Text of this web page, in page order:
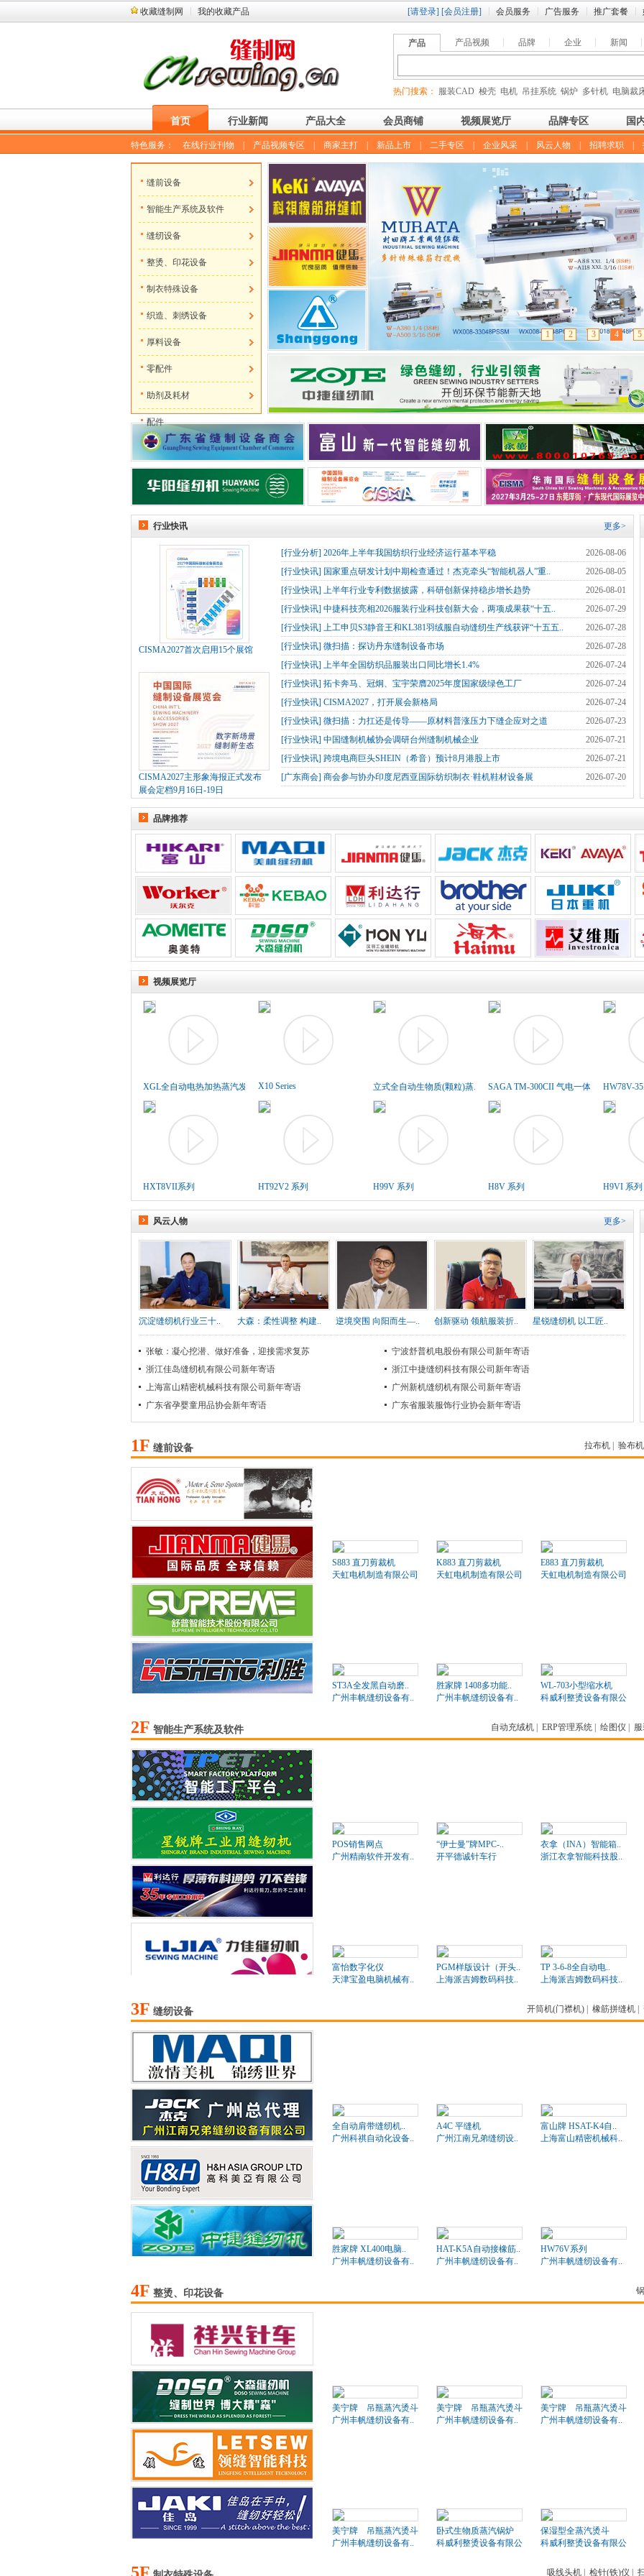
收藏缝制网 我的收藏产品 [请登录] [会员注册] 会员服务 广告服务 推广套餐
产品 产品视频 品牌 企业 新闻
热门搜索： 服装CAD 梭壳 电机 吊挂系统 锅炉 多针机 电脑裁
首页 行业新闻 产品大全 会员商铺 视频展览厅 品牌专区 国
特色服务： 在线行业刊物 产品视频专区 商家主打 新品上市 二手专区 企业风采 风云人物 招聘求职
缝前设备
智能生产系统及软件
缝纫设备
整烫、印花设备
制衣特殊设备
织造、刺绣设备
厚料设备
零配件
助剂及耗材
配件
1 2 3 4 5
更多>
行业快讯
CISMA2027首次启用15个展馆
CISMA2027主形象海报正式发布
展会定档9月16日-19日
2026-08-06
[行业分析] 2026年上半年我国纺织行业经济运行基本平稳
2026-08-05
[行业快讯] 国家重点研发计划中期检查通过！杰克牵头“智能机器人”重..
2026-08-01
[行业快讯] 上半年行业专利数据披露，科研创新保持稳步增长趋势
2026-07-29
[行业快讯] 中捷科技亮相2026服装行业科技创新大会，两项成果获“十五..
2026-07-28
[行业快讯] 上工申贝S3静音王和KL381羽绒服自动缝纫生产线获评“十五五..
2026-07-28
[行业快讯] 微扫描：探访丹东缝制设备市场
2026-07-24
[行业快讯] 上半年全国纺织品服装出口同比增长1.4%
2026-07-24
[行业快讯] 拓卡奔马、冠炯、宝宇荣膺2025年度国家级绿色工厂
2026-07-24
[行业快讯] CISMA2027，打开展会新格局
2026-07-23
[行业快讯] 微扫描：力扛还是传导——原材料普涨压力下缝企应对之道
2026-07-21
[行业快讯] 中国缝制机械协会调研台州缝制机械企业
2026-07-21
[行业快讯] 跨境电商巨头SHEIN（希音）预计8月港股上市
2026-07-20
[广东商会] 商会参与协办印度尼西亚国际纺织制衣·鞋机鞋材设备展
品牌推荐
视频展览厅
XGL全自动电热加热蒸汽发生..X10 Series 立式全自动生物质(颗粒)蒸.. SAGA TM-300CII 气电一体胶..HW78V-
HXT8VII系列 HT92V2 系列 H99V 系列 H8V 系列 H9VI 系列
更多>
风云人物
沉淀缝纫机行业三十.. 大森：柔性调整 构建.. 逆境突围 向阳而生—.. 创新驱动 领航服装折.. 星锐缝纫机 以工匠..
张敏：凝心挖潜、做好准备，迎接需求复苏
宁波舒普机电股份有限公司新年寄语
浙江佳岛缝纫机有限公司新年寄语
浙江中捷缝纫科技有限公司新年寄语
上海富山精密机械科技有限公司新年寄语
广州新机缝纫机有限公司新年寄语
广东省孕婴童用品协会新年寄语
广东省服装服饰行业协会新年寄语
拉布机 验布机
1F 缝前设备
S883 直刀剪裁机
天虹电机制造有限公司
K883 直刀剪裁机
天虹电机制造有限公司
E883 直刀剪裁机
天虹电机制造有限公司
ST3A全发黑自动磨..
广州丰帆缝纫设备有..
胜家牌 1408多功能..
广州丰帆缝纫设备有..
WL-703小型缩水机
科威利整烫设备有限公司
自动充绒机 ERP管理系统 绘图仪
2F 智能生产系统及软件
POS销售网点
广州精南软件开发有..
“伊士曼”牌MPC-..
开平德诚针车行
衣拿（INA）智能箱..
浙江衣拿智能科技股..
富怡数字化仪
天津宝盈电脑机械有..
PGM样版设计（开头..
上海派吉姆数码科技..
TP 3-6-8全自动电..
上海派吉姆数码科技..
开筒机(门襟机) 橡筋拼缝机
3F 缝纫设备
全自动肩带缝纫机..
广州科祺自动化设备..
A4C 平缝机
广州江南兄弟缝纫设..
富山牌 HSAT-K4自..
上海富山精密机械科..
胜家牌 XL400电脑..
广州丰帆缝纫设备有..
HAT-K5A自动接橡筋..
广州丰帆缝纫设备有..
HW76V系列
广州丰帆缝纫设备有..
4F 整烫、印花设备
美宁牌 吊瓶蒸汽烫斗
广州丰帆缝纫设备有..
美宁牌 吊瓶蒸汽烫斗
广州丰帆缝纫设备有..
美宁牌 吊瓶蒸汽烫斗
广州丰帆缝纫设备有..
美宁牌 吊瓶蒸汽烫斗
广州丰帆缝纫设备有..
卧式生物质蒸汽锅炉
科威利整烫设备有限公司
保湿型全蒸汽烫斗
科威利整烫设备有限公司
吸线头机 检针(铁)仪